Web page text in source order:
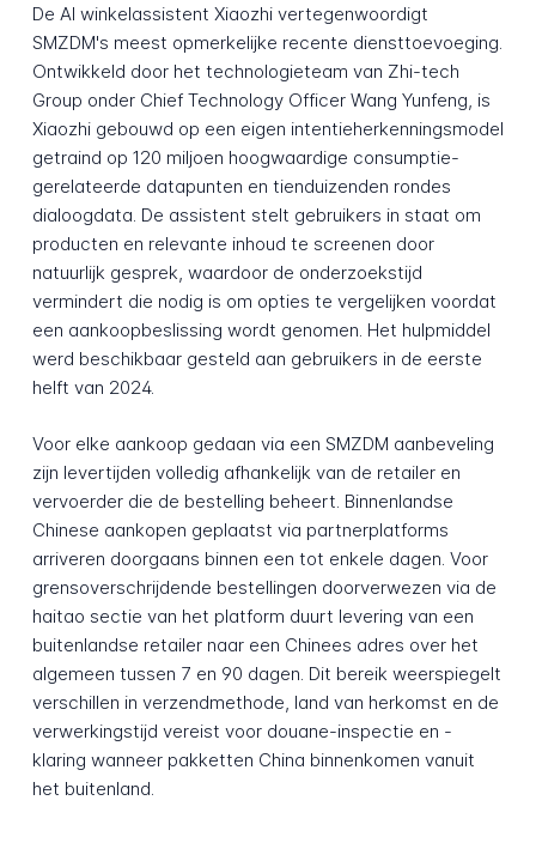
De AI winkelassistent Xiaozhi vertegenwoordigt
SMZDM's meest opmerkelijke recente diensttoevoeging.
Ontwikkeld door het technologieteam van Zhi-tech
Group onder Chief Technology Officer Wang Yunfeng, is
Xiaozhi gebouwd op een eigen intentieherkenningsmodel
getraind op 120 miljoen hoogwaardige consumptie-
gerelateerde datapunten en tienduizenden rondes
dialoogdata. De assistent stelt gebruikers in staat om
producten en relevante inhoud te screenen door
natuurlijk gesprek, waardoor de onderzoekstijd
vermindert die nodig is om opties te vergelijken voordat
een aankoopbeslissing wordt genomen. Het hulpmiddel
werd beschikbaar gesteld aan gebruikers in de eerste
helft van 2024.
Voor elke aankoop gedaan via een SMZDM aanbeveling
zijn levertijden volledig afhankelijk van de retailer en
vervoerder die de bestelling beheert. Binnenlandse
Chinese aankopen geplaatst via partnerplatforms
arriveren doorgaans binnen een tot enkele dagen. Voor
grensoverschrijdende bestellingen doorverwezen via de
haitao sectie van het platform duurt levering van een
buitenlandse retailer naar een Chinees adres over het
algemeen tussen 7 en 90 dagen. Dit bereik weerspiegelt
verschillen in verzendmethode, land van herkomst en de
verwerkingstijd vereist voor douane-inspectie en -
klaring wanneer pakketten China binnenkomen vanuit
het buitenland.